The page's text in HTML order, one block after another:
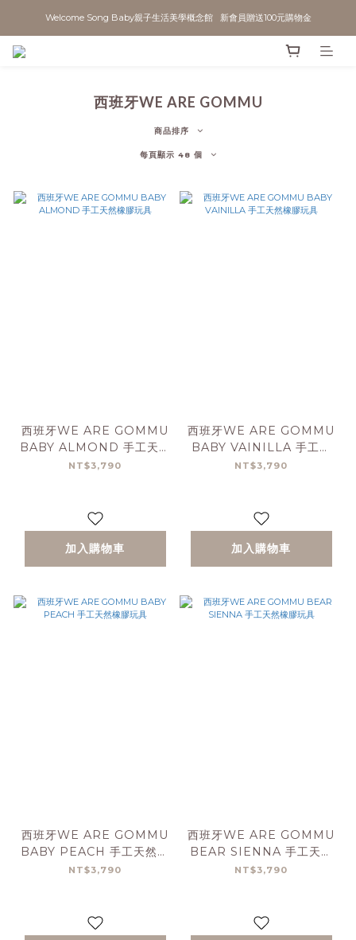
Welcome Song Baby親子生活美學概念館   新會員贈送100元購物金
西班牙WE ARE GOMMU
商品排序
每頁顯示 48 個
西班牙WE ARE GOMMU
BABY ALMOND 手工天然
橡膠玩具
NT$3,790
加入購物車
西班牙WE ARE GOMMU
BABY VAINILLA 手工天
然橡膠玩具
NT$3,790
加入購物車
西班牙WE ARE GOMMU
BABY PEACH 手工天然橡
膠玩具
NT$3,790
西班牙WE ARE GOMMU
BEAR SIENNA 手工天然
橡膠玩具
NT$3,790